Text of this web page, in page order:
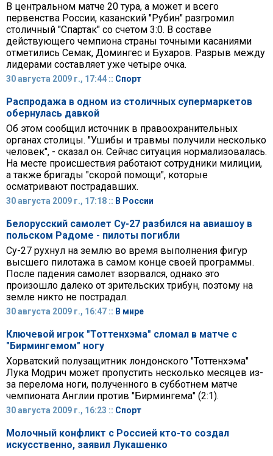
В центральном матче 20 тура, а может и всего
первенства России, казанский "Рубин" разгромил
столичный "Спартак" со счетом 3:0. В составе
действующего чемпиона страны точными касаниями
отметились Семак, Домингес и Бухаров. Разрыв между
лидерами составляет уже четыре очка.
30 августа 2009 г., 17:44 :: Спорт
Распродажа в одном из столичных супермаркетов
обернулась давкой
Об этом сообщил источник в правоохранительных
органах столицы. "Ушибы и травмы получили несколько
человек", - сказал он. Сейчас ситуация нормализовалась.
На месте происшествия работают сотрудники милиции,
а также бригады "скорой помощи", которые
осматривают пострадавших.
30 августа 2009 г., 17:18 :: В России
Белорусский самолет Су-27 разбился на авиашоу в
польском Радоме - пилоты погибли
Су-27 рухнул на землю во время выполнения фигур
высшего пилотажа в самом конце своей программы.
После падения самолет взорвался, однако это
произошло далеко от зрительских трибун, поэтому на
земле никто не пострадал.
30 августа 2009 г., 16:47 :: В мире
Ключевой игрок "Тоттенхэма" сломал в матче с
"Бирмингемом" ногу
Хорватский полузащитник лондонского "Тоттенхэма"
Лука Модрич может пропустить несколько месяцев из-
за перелома ноги, полученного в субботнем матче
чемпионата Англии против "Бирмингема" (2:1).
30 августа 2009 г., 16:23 :: Спорт
Молочный конфликт с Россией кто-то создал
искусственно, заявил Лукашенко